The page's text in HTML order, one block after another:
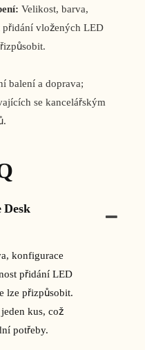
Velikost, barva,
vložených LED
balení a doprava;
se kancelářským
Desk
konfigurace
přidání LED
lze přizpůsobit.
kus, což
potřeby.